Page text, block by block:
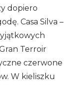
dopiero
Casa Silva –
Terroir
czerwone
W kieliszku